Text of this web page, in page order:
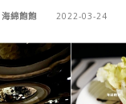
海綿飽飽 2022-03-24